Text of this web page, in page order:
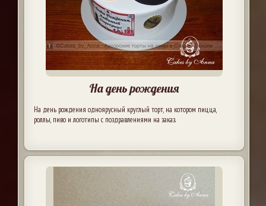
На день рождения
На день рождения одноярусный круглый торт, на котором пицца,
роллы, пиво и логотипы с поздравлениями на заказ.